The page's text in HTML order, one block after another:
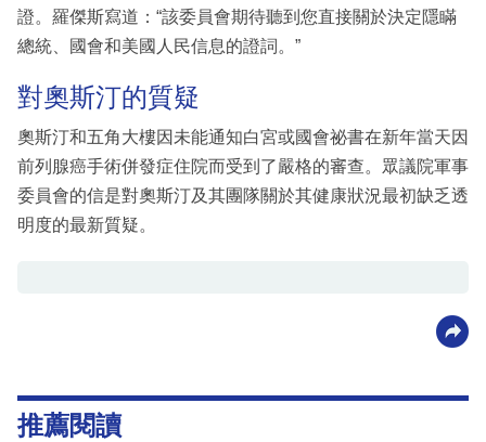
證。羅傑斯寫道：“該委員會期待聽到您直接關於決定隱瞞
總統、國會和美國人民信息的證詞。”
對奧斯汀的質疑
奧斯汀和五角大樓因未能通知白宮或國會祕書在新年當天因
前列腺癌手術併發症住院而受到了嚴格的審查。眾議院軍事
委員會的信是對奧斯汀及其團隊關於其健康狀況最初缺乏透
明度的最新質疑。
推薦閱讀